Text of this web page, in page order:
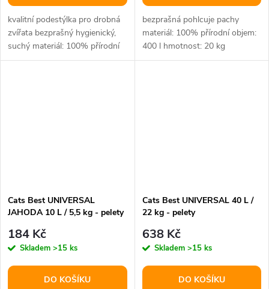
kvalitní podestýlka pro drobná
zvířata bezprašný hygienický,
suchý materiál: 100% přírodní
bezprašná pohlcuje pachy
materiál: 100% přírodní objem:
400 l hmotnost: 20 kg
Cats Best UNIVERSAL
JAHODA 10 L / 5,5 kg - pelety
184 Kč
Skladem >15 ks
DO KOŠÍKU
Cats Best UNIVERSAL 40 L /
22 kg - pelety
638 Kč
Skladem >15 ks
DO KOŠÍKU